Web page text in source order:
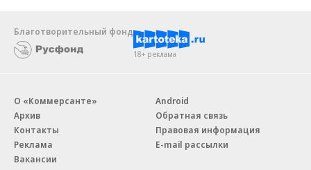
Благотворительный фонд
18+ реклама
О «Коммерсанте»
Архив
Контакты
Реклама
Вакансии
Android
Обратная связь
Правовая информация
E-mail рассылки